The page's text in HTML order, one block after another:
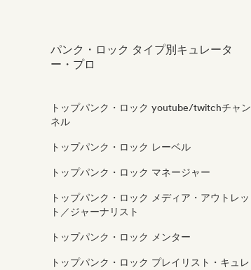
パンク・ロック タイプ別キュレータ
ー・プロ
トップパンク・ロック youtube/twitchチャン
ネル
トップパンク・ロック レーベル
トップパンク・ロック マネージャー
トップパンク・ロック メディア・アウトレッ
ト／ジャーナリスト
トップパンク・ロック メンター
トップパンク・ロック プレイリスト・キュレ